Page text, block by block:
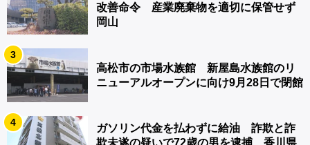
改善命令 産業廃棄物を適切に保管せず
岡山
3
高松市の市場水族館 新屋島水族館のリ
ニューアルオープンに向け9月28日で閉館
4
ガソリン代金を払わずに給油 詐欺と詐
欺未遂の疑いで72歳の男を逮捕 香川県